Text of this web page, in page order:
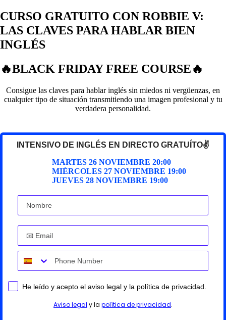
CURSO GRATUITO CON ROBBIE V:
LAS CLAVES PARA HABLAR BIEN
INGLÉS
🔥BLACK FRIDAY FREE COURSE🔥
Consigue las claves para hablar inglés sin miedos ni vergüenzas, en
cualquier tipo de situación transmitiendo una imagen profesional y tu
verdadera personalidad.
INTENSIVO DE INGLÉS EN DIRECTO GRATUÍTO✌️
MARTES 26 NOVIEMBRE 20:00
MIÉRCOLES 27 NOVIEMBRE 19:00
JUEVES 28 NOVIEMBRE 19:00
He leído y acepto el aviso legal y la política de privacidad.
Aviso legal y la política de privacidad.